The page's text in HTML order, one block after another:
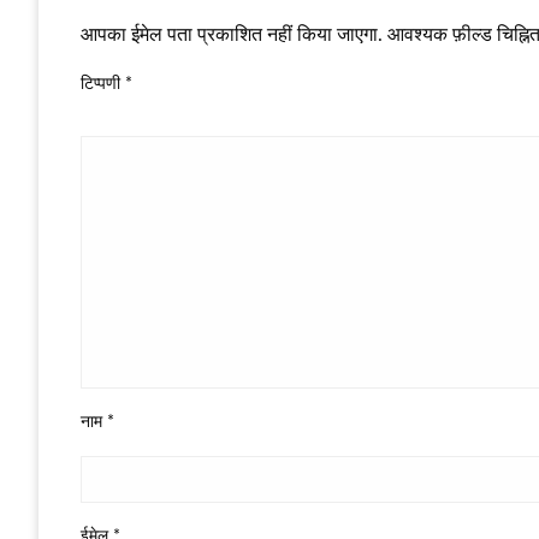
आपका ईमेल पता प्रकाशित नहीं किया जाएगा. आवश्यक फ़ील्ड
टिप्पणी *
नाम *